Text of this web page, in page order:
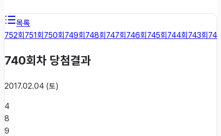
목록
752회751회750회749회748회747회746회745회744회743회742
740회차 당첨결과
2017.02.04 (토)
4
8
9